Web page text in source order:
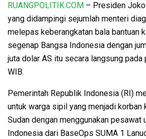
RUANGPOLITIK.COM – Presiden
yang didampingi sejumlah menteri
melepas keberangkatan bala bantuan
segenap Bangsa Indonesia dengan
juta dolar AS itu secara langsung
WIB.
Pemerintah Republik Indonesia (RI)
untuk warga sipil yang menjadi
Sudan dengan menggunakan pesawat
Indonesia dari BaseOps SUMA 1